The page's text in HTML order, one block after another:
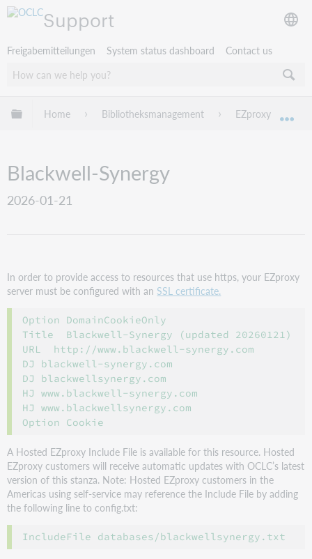
Support
Freigabemitteilungen System status dashboard Contact us
Globale Hierarchie expandieren/verbergen
Home Bibliotheksmanagement EZproxy
Blackwell-Synergy
2026-01-21
In order to provide access to resources that use https, your EZproxy
server must be configured with an SSL certificate.
Option DomainCookieOnly
Title  Blackwell-Synergy (updated 20260121)
URL  http://www.blackwell-synergy.com
DJ blackwell-synergy.com
DJ blackwellsynergy.com
HJ www.blackwell-synergy.com
HJ www.blackwellsynergy.com
A Hosted EZproxy Include File is available for this resource. Hosted
EZproxy customers will receive automatic updates with OCLC’s latest
version of this stanza. Note: Hosted EZproxy customers in the
Americas using self-service may reference the Include File by adding
the following line to config.txt: